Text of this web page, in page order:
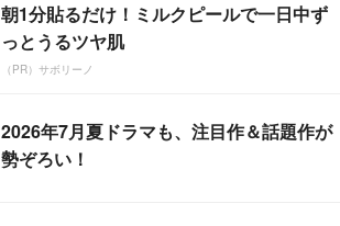
朝1分貼るだけ！ミルクピールで一日中ず
っとうるツヤ肌
（PR）サボリーノ
2026年7月夏ドラマも、注目作＆話題作が
勢ぞろい！